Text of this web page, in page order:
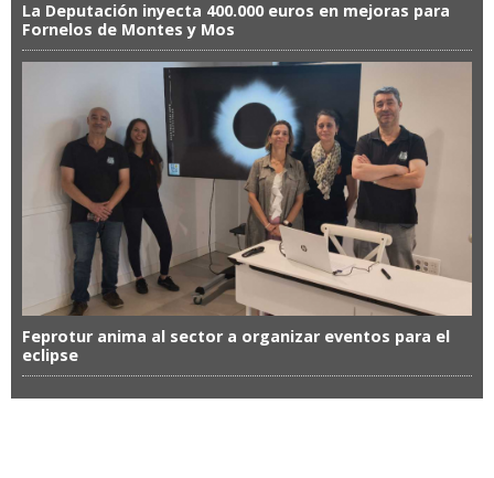
La Deputación inyecta 400.000 euros en mejoras para
Fornelos de Montes y Mos
Feprotur anima al sector a organizar eventos para el
eclipse